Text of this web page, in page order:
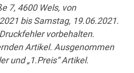
7, 4600 Wels, von
bis Samstag, 19.06.2021.
vorbehalten.
Artikel. Ausgenommen
und „1.Preis“ Artikel.